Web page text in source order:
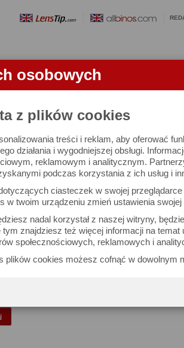
osobowych
z plików cookies
treści i reklam, aby oferować
działania i wygodniejszej obsługi.
reklamowym i analitycznym.
podczas korzystania z ich usług i
ciasteczek w swojej
w twoim urządzeniu zmień ustawienia
nadal korzystał z naszej witryny,
tym znajdziesz też więcej informacji na
społecznościowych, reklamowych i
plików cookies możesz cofnąć w dowolnym
LORNETKI
2996 lornetek i 1581
Cię parametry